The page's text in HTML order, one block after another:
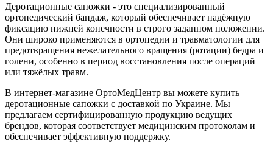
Деротационные сапожки - это специализированный
ортопедический бандаж, который обеспечивает надёжную
фиксацию нижней конечности в строго заданном положении.
Они широко применяются в ортопедии и травматологии для
предотвращения нежелательного вращения (ротации) бедра и
голени, особенно в период восстановления после операций
или тяжёлых травм.
В интернет-магазине ОртоМедЦентр вы можете купить
деротационные сапожки с доставкой по Украине. Мы
предлагаем сертифицированную продукцию ведущих
брендов, которая соответствует медицинским протоколам и
обеспечивает эффективную поддержку.